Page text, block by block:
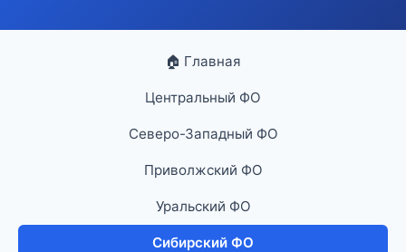
🏠 Главная
Центральный ФО
Северо-Западный ФО
Приволжский ФО
Уральский ФО
Сибирский ФО